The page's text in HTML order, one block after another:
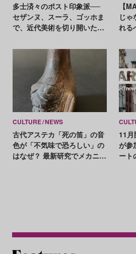
多士済々のポスト印象派──
セザンヌ、スーラ、ゴッホま
で、近代美術を切り開いた革
【
じゃない！
れる
CULTURE NEWS
古代アステカ「死の笛」の音
色が「不気味で恐ろしい」の
はなぜ？ 最新研究でメカニズ
11月
が参
ート